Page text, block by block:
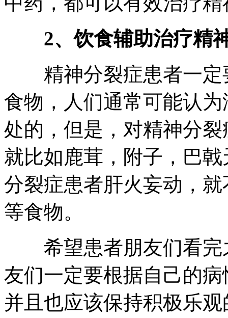
2、饮食辅助治疗精
精神分裂症患者一定
食物，人们通常可能认
处的，但是，对精神分
就比如鹿茸，附子，巴
分裂症患者肝火妄动，
等食物。
希望患者朋友们看完
友们一定要根据自己的
并且也应该保持积极乐